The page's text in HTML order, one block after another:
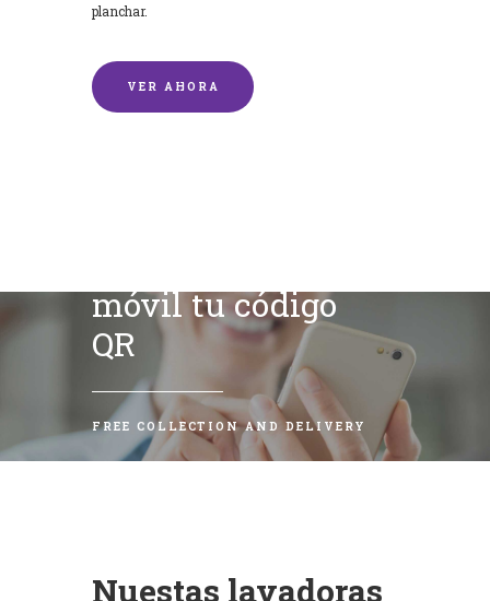
planchar.
VER AHORA
móvil tu código
QR
FREE COLLECTION AND DELIVERY
Nuestas lavadoras